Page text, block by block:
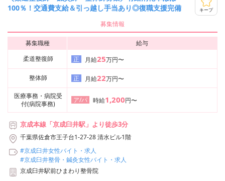
100％！交通費支給＆引っ越し手当あり◎復職支援完備
キープ
募集情報
募集職種
給与
柔道整復師
正 月給25万円〜
整体師 正 月給22万円〜
医療事務・病院受
付(病院事務)
ア/パ 時給1,200円〜
京成本線「京成臼井駅」より徒歩3分
千葉県佐倉市王子台1-27-28 清水ビル1階
#京成臼井女性バイト・求人
#京成臼井整骨・鍼灸女性バイト・求人
京成臼井駅前ひまわり整骨院